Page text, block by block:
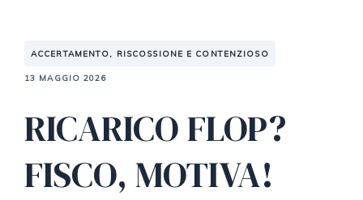
ACCERTAMENTO, RISCOSSIONE E CONTENZIOSO
13 MAGGIO 2026
RICARICO FLOP?
FISCO, MOTIVA!